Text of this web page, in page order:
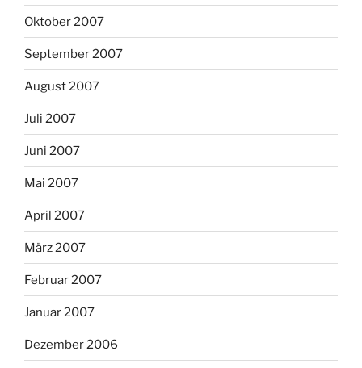
Oktober 2007
September 2007
August 2007
Juli 2007
Juni 2007
Mai 2007
April 2007
März 2007
Februar 2007
Januar 2007
Dezember 2006